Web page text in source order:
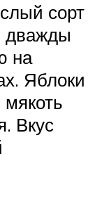
сорт
дважды
на
Яблоки
Вкус